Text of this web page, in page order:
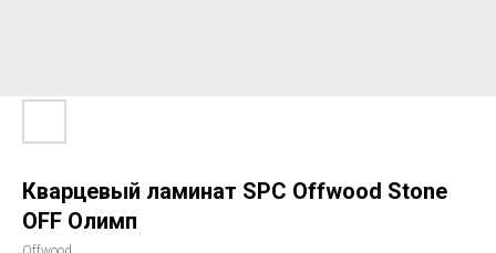
Кварцевый ламинат SPC Offwood Stone
OFF Олимп